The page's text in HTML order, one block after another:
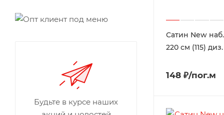
Сатин New наб.
220 см (115)
148 ₽/пог.м
Будьте в курсе наших